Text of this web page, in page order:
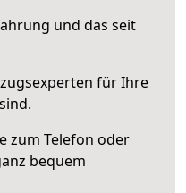
und das seit
für Ihre
zum Telefon oder
bequem